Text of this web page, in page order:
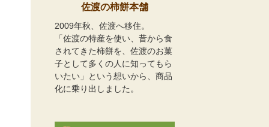
佐渡の柿餅本舗
2009年秋、佐渡へ移住。
「佐渡の特産を使い、昔から食
されてきた柿餅を、佐渡のお菓
子として多くの人に知ってもら
いたい」という想いから、商品
化に乗り出しました。